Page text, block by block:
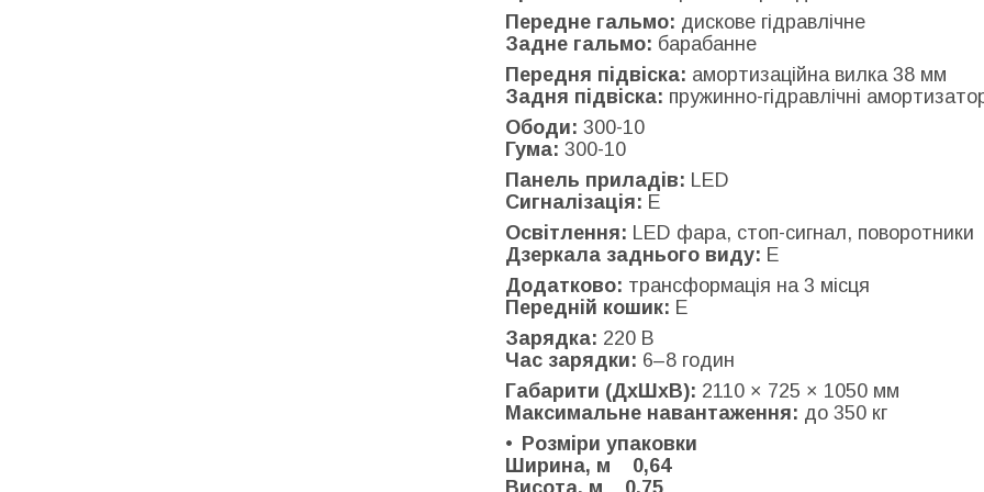
Передне гальмо: дискове гідравлічне
Задне гальмо: барабанне
Передня підвіска: амортизаційна вилка 38 мм
Задня підвіска: пружинно-гідравлічні
Ободи: 300-10
Гума: 300-10
Панель приладів: LED
Сигналізація: Е
Освітлення: LED фара, стоп-сигнал, поворотники
Дзеркала заднього виду: Е
Додатково: трансформація на 3 місця
Передній кошик: Е
Зарядка: 220 В
Час зарядки: 6–8 годин
Габарити (ДхШхВ): 2110 × 725 × 1050 мм
Максимальне навантаження: до 350 кг
Розміри упаковки
Ширина, м 0,64
Висота, м 0,75